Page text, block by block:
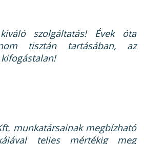
szolgáltatás! Évek óta
tisztán tartásában, az
munkatársainak megbízható
teljes mértékig meg